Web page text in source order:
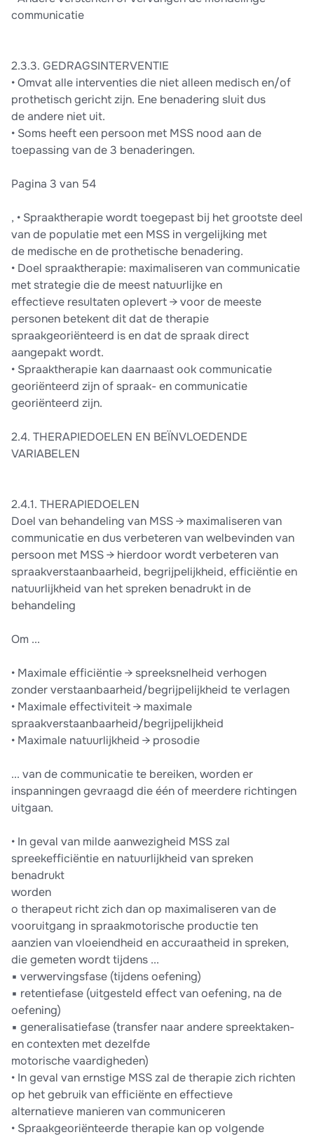
communicatie
2.3.3. GEDRAGSINTERVENTIE
• Omvat alle interventies die niet alleen medisch en/of
prothetisch gericht zijn. Ene benadering sluit dus
de andere niet uit.
• Soms heeft een persoon met MSS nood aan de
toepassing van de 3 benaderingen.
Pagina 3 van 54
, • Spraaktherapie wordt toegepast bij het grootste deel
van de populatie met een MSS in vergelijking met
de medische en de prothetische benadering.
• Doel spraaktherapie: maximaliseren van communicatie
met strategie die de meest natuurlijke en
effectieve resultaten oplevert → voor de meeste
personen betekent dit dat de therapie
spraakgeoriënteerd is en dat de spraak direct
aangepakt wordt.
• Spraaktherapie kan daarnaast ook communicatie
georiënteerd zijn of spraak- en communicatie
georiënteerd zijn.
2.4. THERAPIEDOELEN EN BEÏNVLOEDENDE
VARIABELEN
2.4.1. THERAPIEDOELEN
Doel van behandeling van MSS → maximaliseren van
communicatie en dus verbeteren van welbevinden van
persoon met MSS → hierdoor wordt verbeteren van
spraakverstaanbaarheid, begrijpelijkheid, efficiëntie en
natuurlijkheid van het spreken benadrukt in de
behandeling
Om ...
• Maximale efficiëntie → spreeksnelheid verhogen
zonder verstaanbaarheid/begrijpelijkheid te verlagen
• Maximale effectiviteit → maximale
spraakverstaanbaarheid/begrijpelijkheid
• Maximale natuurlijkheid → prosodie
... van de communicatie te bereiken, worden er
inspanningen gevraagd die één of meerdere richtingen
uitgaan.
• In geval van milde aanwezigheid MSS zal
spreekefficiëntie en natuurlijkheid van spreken
benadrukt
worden
o therapeut richt zich dan op maximaliseren van de
vooruitgang in spraakmotorische productie ten
aanzien van vloeiendheid en accuraatheid in spreken,
die gemeten wordt tijdens ...
▪ verwervingsfase (tijdens oefening)
▪ retentiefase (uitgesteld effect van oefening, na de
oefening)
▪ generalisatiefase (transfer naar andere spreektaken-
en contexten met dezelfde
motorische vaardigheden)
• In geval van ernstige MSS zal de therapie zich richten
op het gebruik van efficiënte en effectieve
alternatieve manieren van communiceren
• Spraakgeoriënteerde therapie kan op volgende